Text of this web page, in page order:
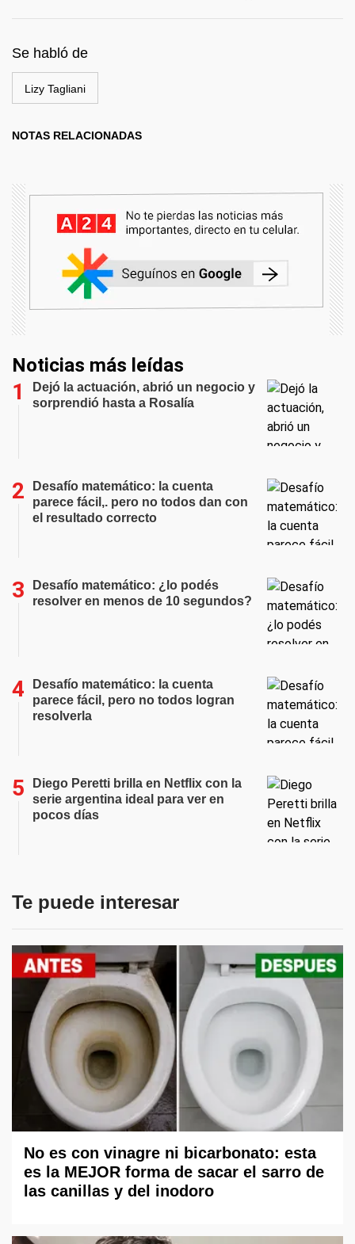
Se habló de
Lizy Tagliani
NOTAS RELACIONADAS
Noticias más leídas
Dejó la actuación, abrió un negocio y
sorprendió hasta a Rosalía
Desafío matemático: la cuenta
parece fácil,. pero no todos dan con
el resultado correcto
Desafío matemático: ¿lo podés
resolver en menos de 10 segundos?
Desafío matemático: la cuenta
parece fácil, pero no todos logran
resolverla
Diego Peretti brilla en Netflix con la
serie argentina ideal para ver en
pocos días
Te puede interesar
No es con vinagre ni bicarbonato: esta
es la MEJOR forma de sacar el sarro de
las canillas y del inodoro